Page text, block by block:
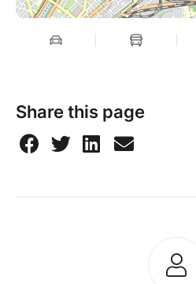
Share this page